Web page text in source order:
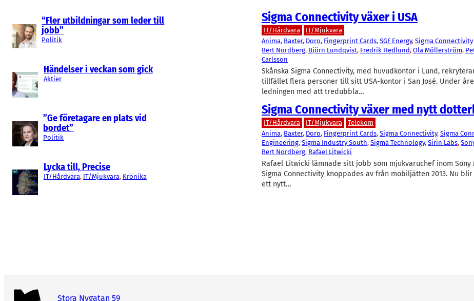
“Fler utbildningar som leder till
jobb”
Politik
Händelser i veckan som gick
Aktier
”Ge företagare en plats vid
bordet”
Politik
Lycka till, Precise
IT/Hårdvara, IT/Mjukvara, Krönika
Sigma Connectivity växer i USA
IT/Hårdvara IT/Mjukvara
Anima, Baxter, Doro, Fingerprint Cards, SGF Energy, Sigma Connectivity
Bert Nordberg, Björn Lundqvist, Fredrik Hedlund, Ola Möllerström,
Carlsson
Skånska Sigma Connectivity, med huvudkontor i Lund,
tillfället flera personer till sitt USA-kontor i San José. Under
ledningen med att tredubbla…
Sigma Connectivity växer med nytt
IT/Hårdvara IT/Mjukvara Telekom
Anima, Baxter, Doro, Fingerprint Cards, Sigma Connectivity, Sigma
Engineering, Sigma Industry South, Sigma Technology, Sirin Labs,
Bert Nordberg, Rafael Litwicki
Rafael Litwicki lämnade sitt jobb som mjukvaruchef inom Sony
Sigma Connectivity knoppades av från mobiljätten 2013. Nu
ett nytt…
Stora Nygatan 59